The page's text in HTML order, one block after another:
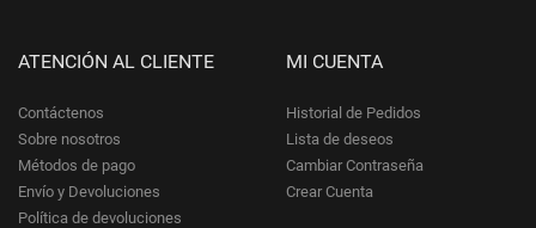
ATENCIÓN AL CLIENTE
Contáctenos
Sobre nosotros
Métodos de pago
Envío y Devoluciones
Política de devoluciones
MI CUENTA
Historial de Pedidos
Lista de deseos
Cambiar Contraseña
Crear Cuenta